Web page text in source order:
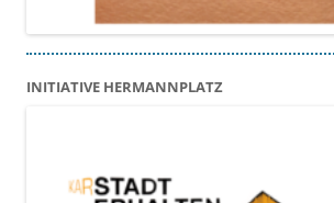
INITIATIVE HERMANNPLATZ